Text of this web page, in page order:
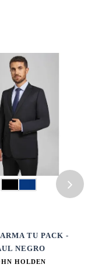
TU PACK -
NEGRO
HOLDEN